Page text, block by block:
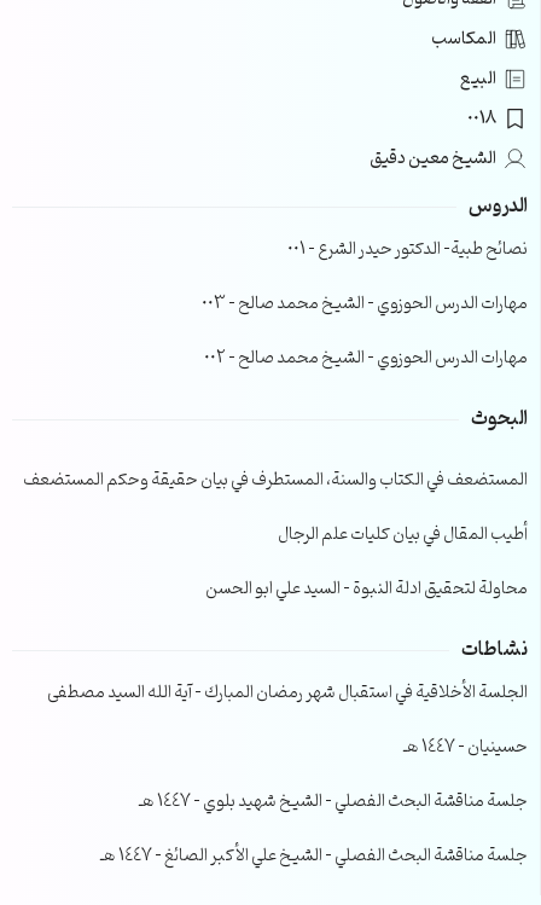
المكاسب
البيع
0018
الشيخ معين دقيق
الدروس
نصائح طبية- الدكتور حيدر الشرع – 001
مهارات الدرس الحوزوي – الشيخ محمد صالح – 003
مهارات الدرس الحوزوي – الشيخ محمد صالح – 002
البحوث
المستضعف في الكتاب والسنة، المستطرف في بيان حقيقة وحكم المستضعف
أطيب المقال في بيان كليات علم الرجال
محاولة لتحقيق ادلة النبوة – السيد علي ابو الحسن
نشاطات
الجلسة الأخلاقية في استقبال شهر رمضان المبارك – آية الله السيد مصطفى
حسينيان – 1447 هـ
جلسة مناقشة البحث الفصلي – الشيخ شهيد بلوي – 1447 هـ
جلسة مناقشة البحث الفصلي – الشيخ علي الأكبر الصائغ – 1447 هـ